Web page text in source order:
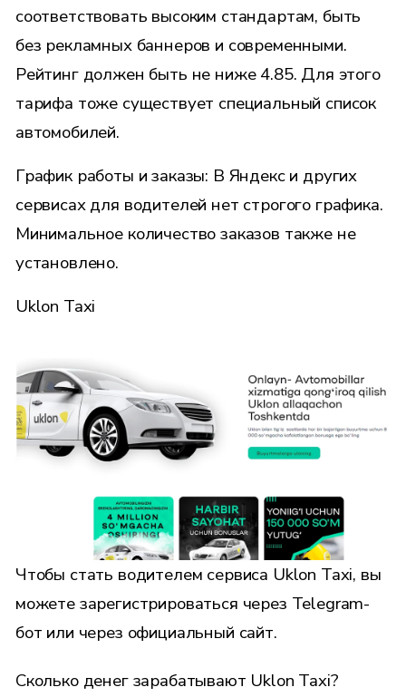
соответствовать высоким стандартам, быть
без рекламных баннеров и современными.
Рейтинг должен быть не ниже 4.85. Для этого
тарифа тоже существует специальный список
автомобилей.
График работы и заказы: В Яндекс и других
сервисах для водителей нет строгого графика.
Минимальное количество заказов также не
установлено.
Uklon Taxi
Чтобы стать водителем сервиса Uklon Taxi, вы
можете зарегистрироваться через Telegram-
бот или через официальный сайт.
Сколько денег зарабатывают Uklon Taxi?